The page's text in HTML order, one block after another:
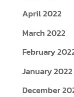
January 2022
December 2021
November
October 2021
September